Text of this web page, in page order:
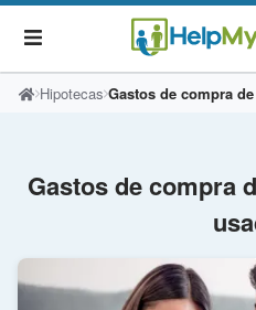
Hipotecas Gastos de compra
Gastos de compra